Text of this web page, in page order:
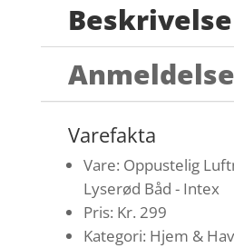
Beskrivelse
Varefakta
Vare: Oppustelig
Lyserød Båd - Intex
Pris: Kr. 299
Kategori: Hjem &